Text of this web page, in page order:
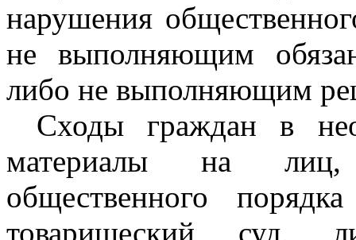
нарушения
не выполняющим
либо не выполняющим
Сходы граждан в
материалы на лиц,
общественного
товарищеский суд,